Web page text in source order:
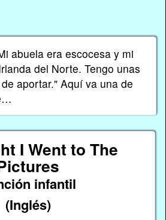
abuela era escocesa y mi
del Norte. Tengo unas
aportar." Aquí va una de
I Went to The
infantil
(Inglés)